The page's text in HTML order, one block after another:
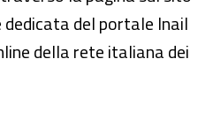
dedicata del portale Inail
della rete italiana dei